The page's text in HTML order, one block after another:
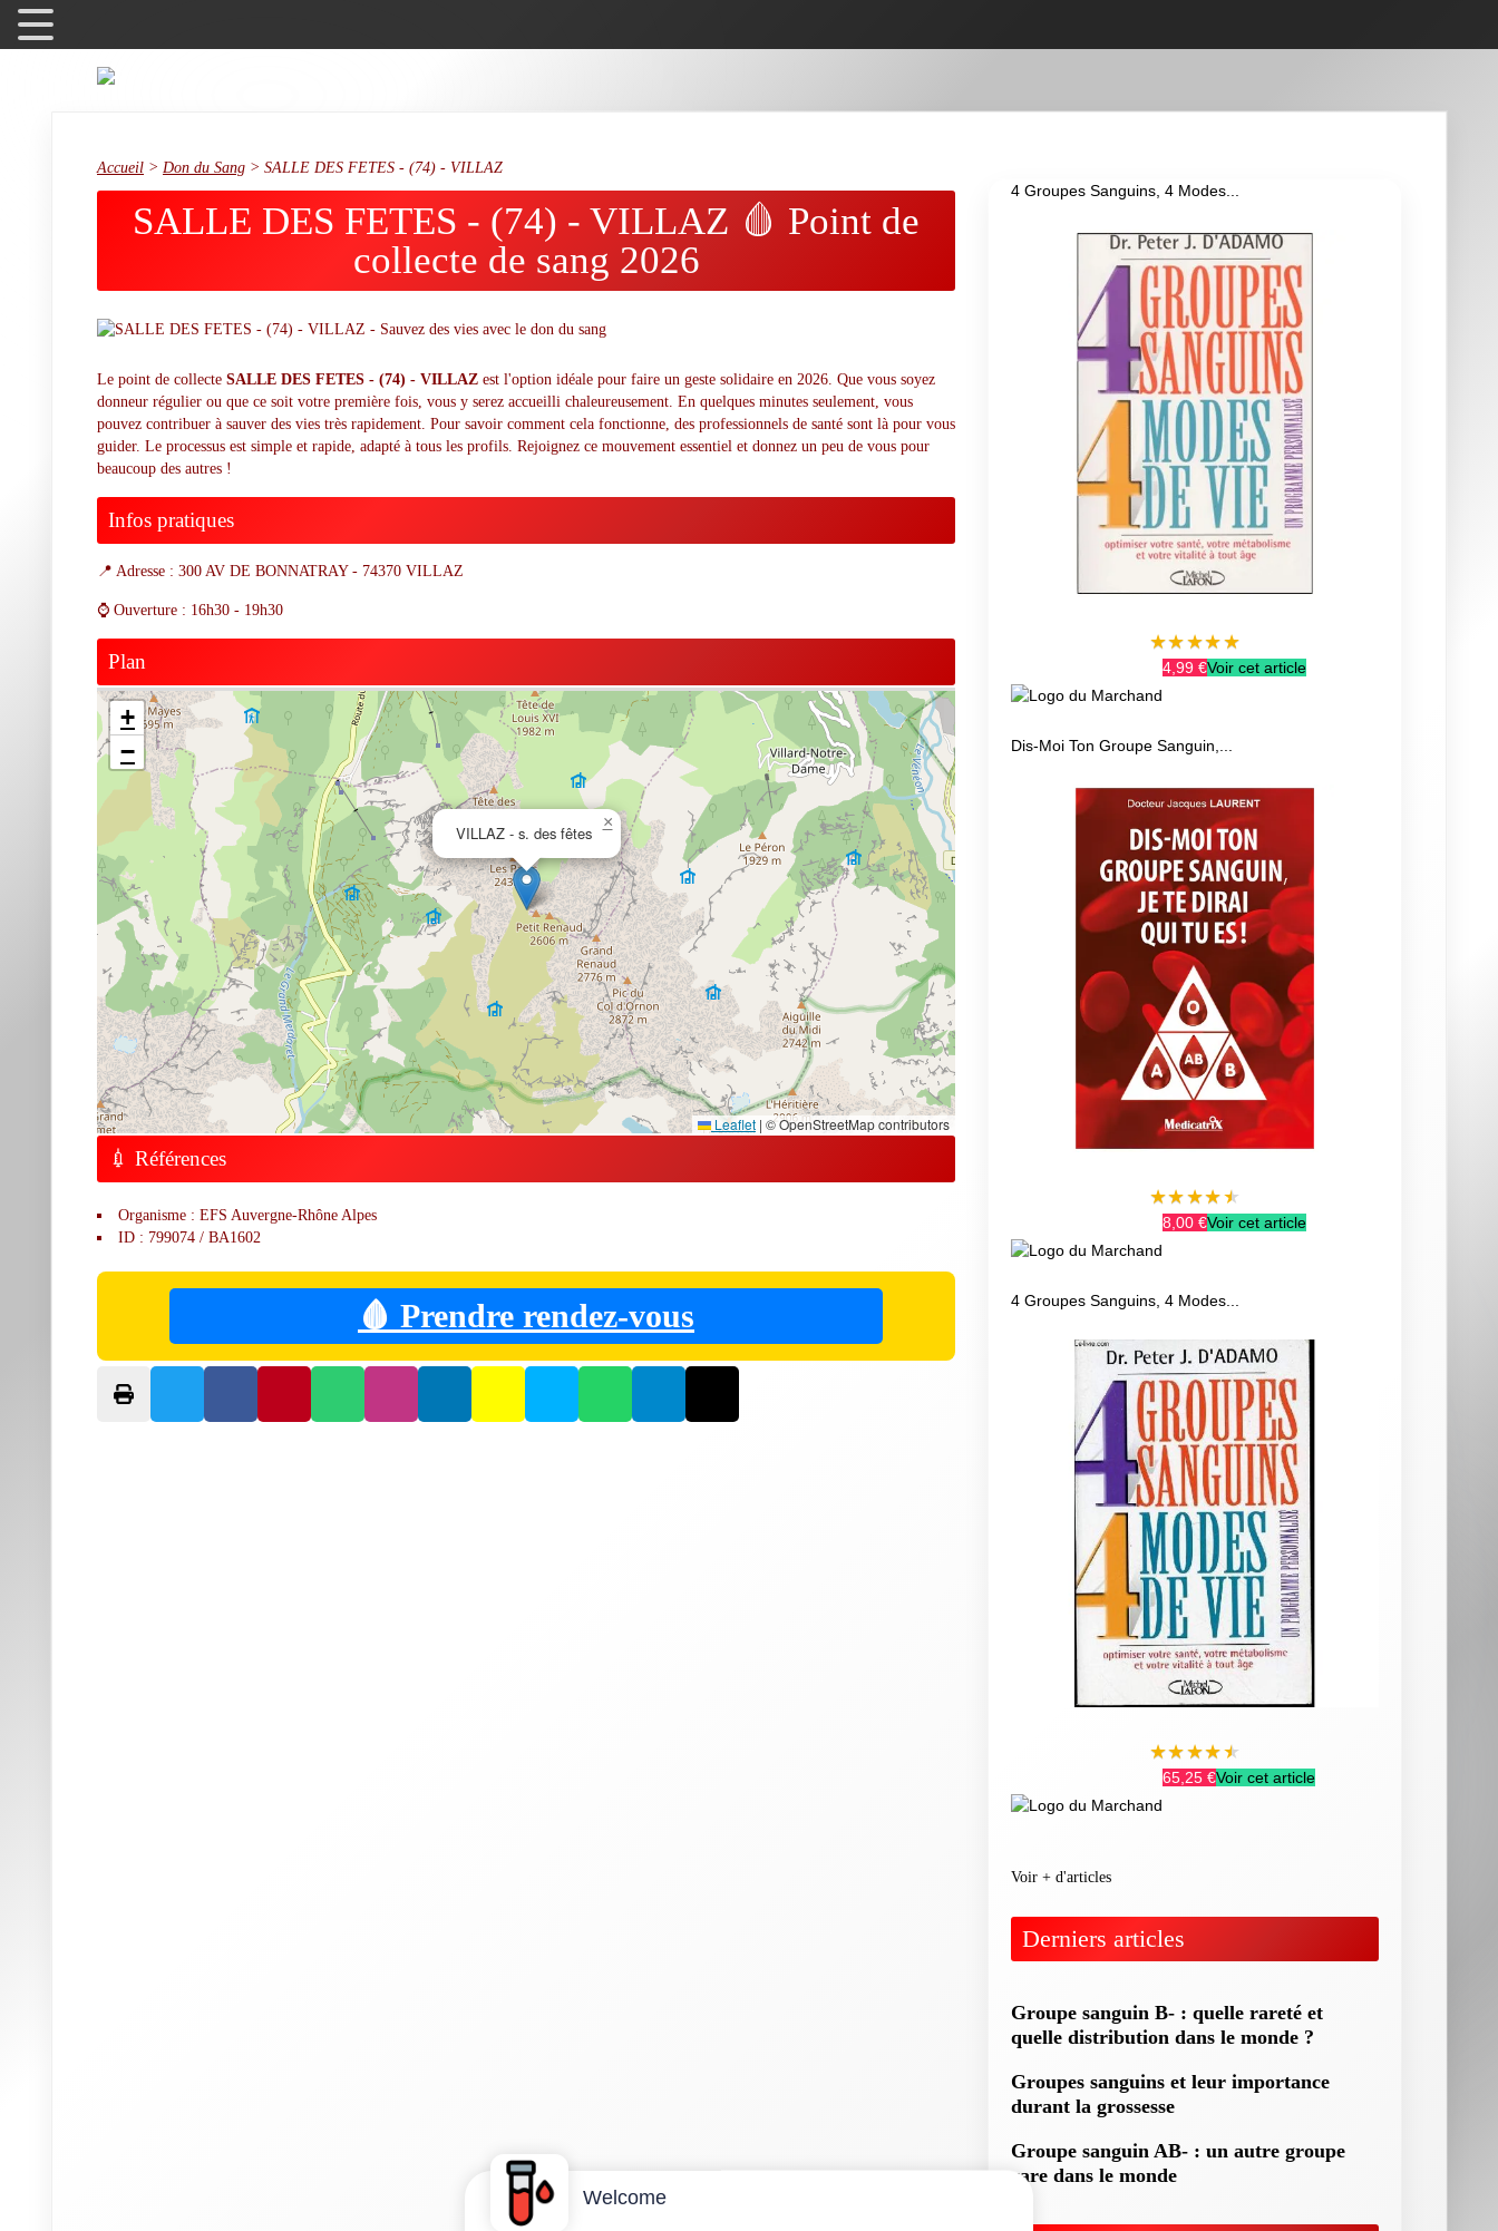
Accueil > Don du Sang > SALLE DES FETES - (74) - VILLAZ
SALLE DES FETES - (74) - VILLAZ 🩸 Point de
collecte de sang 2026
Le point de collecte SALLE DES FETES - (74) - VILLAZ est l'option idéale pour faire un geste solidaire en 2026. Que vous soyez
donneur régulier ou que ce soit votre première fois, vous y serez accueilli chaleureusement. En quelques minutes seulement, vous
pouvez contribuer à sauver des vies très rapidement. Pour savoir comment cela fonctionne, des professionnels de santé sont là pour vous
guider. Le processus est simple et rapide, adapté à tous les profils. Rejoignez ce mouvement essentiel et donnez un peu de vous pour
beaucoup des autres !
Infos pratiques
📍 Adresse : 300 AV DE BONNATRAY - 74370 VILLAZ
⌚ Ouverture : 16h30 - 19h30
Plan
VILLAZ - s. des fêtes
×
+
−
Leaflet | © OpenStreetMap contributors
💉 Références
Organisme : EFS Auvergne-Rhône Alpes
ID : 799074 / BA1602
🩸 Prendre rendez-vous
4 Groupes Sanguins, 4 Modes...
★★★★★
4,99 €Voir cet article
Dis-Moi Ton Groupe Sanguin,...
★★★★★
8,00 €Voir cet article
4 Groupes Sanguins, 4 Modes...
★★★★★
65,25 €Voir cet article
Voir + d'articles
Derniers articles
Groupe sanguin B- : quelle rareté et
quelle distribution dans le monde ?
Groupes sanguins et leur importance
durant la grossesse
Groupe sanguin AB- : un autre groupe
rare dans le monde
Welcome